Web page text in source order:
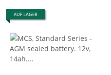
AUF LAGER